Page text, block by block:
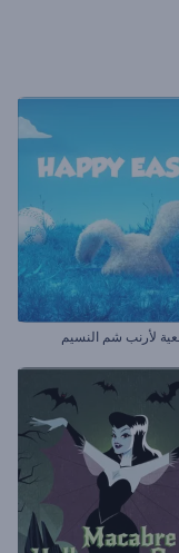
لأرنب شم النسيم